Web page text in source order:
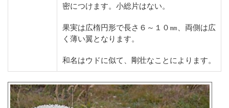
密につけます。小総片はない。
果実は広楕円形で長さ６～１０㎜、両側は広
く薄い翼となります。
和名はウドに似て、剛壮なことによります。